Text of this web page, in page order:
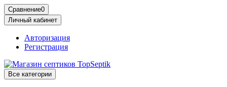
Сравнение0
Личный кабинет
Авторизация
Регистрация
Все категории